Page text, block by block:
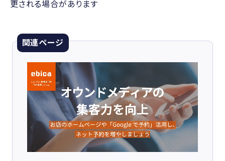
更される場合があります
関連ページ